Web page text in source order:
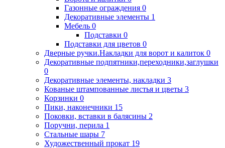
Газонные ограждения 0
Декоративные элементы 1
Мебель 0
Подставки 0
Подставки для цветов 0
Дверные ручки.Накладки для ворот и калиток 0
Декоративные подпятники,переходники,заглушки
0
Декоративные элементы, накладки 3
Кованые штампованные листья и цветы 3
Корзинки 0
Пики, наконечники 15
Поковки, вставки в балясины 2
Поручни, перила 1
Стальные шары 7
Художественный прокат 19